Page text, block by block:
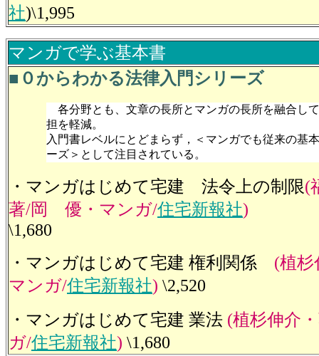
社)\1,995
マンガで学ぶ基本書
■０からわかる法律入門シリーズ
各分野とも、文章の長所とマンガの長所を融合し
担を軽減。
入門書レベルにとどまらず，＜マンガでも従来の基
ーズ＞として注目されている。
・マンガはじめて宅建 法令上の制限(
著/岡 優・マンガ/住宅新報社)
・マンガはじめて宅建 権利関係 (植
マンガ/住宅新報社) \2,520
・マンガはじめて宅建 業法 (植杉伸介
ガ/住宅新報社) \1,680